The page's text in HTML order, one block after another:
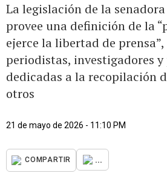
La legislación de la
provee una definición de la
ejerce la libertad de
periodistas, investigadores y
dedicadas a la recopilación
otros
21 de mayo de 2026 - 11:10 PM
COMPARTIR ...